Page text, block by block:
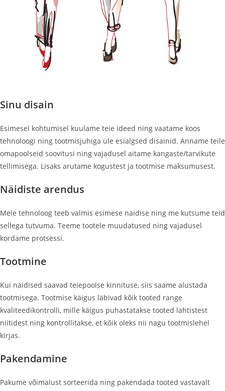
Sinu disain
Esimesel kohtumisel kuulame teie ideed ning vaatame koos
tehnoloogi ning tootmisjuhiga üle esialgsed disainid. Anname teile
omapoolseid soovitusi ning vajadusel aitame kangaste/tarvikute
tellimisega. Lisaks arutame kogustest ja tootmise maksumusest.
Näidiste arendus
Meie tehnoloog teeb valmis esimese näidise ning me kutsume teid
sellega tutvuma. Teeme tootele muudatused ning vajadusel
kordame protsessi.
Tootmine
Kui näidised saavad teiepoolse kinnituse, siis saame alustada
tootmisega. Tootmise käigus läbivad kõik tooted range
kvaliteedikontrolli, mille käigus puhastatakse tooted lahtistest
niitidest ning kontrollitakse, et kõik oleks nii nagu tootmislehel
kirjas.
Pakendamine
Pakume võimalust sorteerida ning pakendada tooted vastavalt